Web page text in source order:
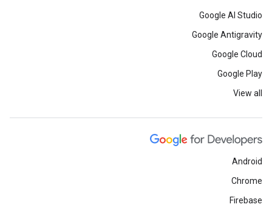
Google AI Studio
Google Antigravity
Google Cloud
Google Play
View all
Android
Chrome
Firebase